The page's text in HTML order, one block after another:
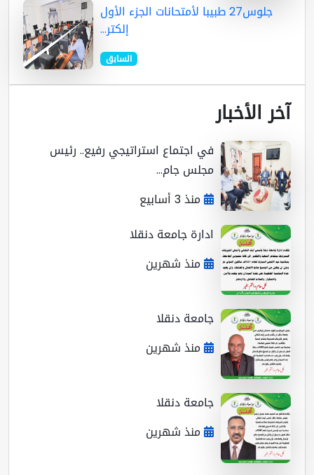
جلوس27 طبيبا لأمتحانات الجزء الأول
السابق
الأخبار
في اجتماع استراتيجي رفيع.. رئيس
مجلس جام...
منذ 3 أسابيع
ادارة جامعة دنقلا
منذ شهرين
جامعة دنقلا
منذ شهرين
جامعة دنقلا
منذ شهرين